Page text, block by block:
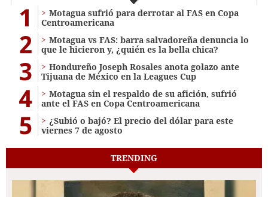
1
Motagua sufrió para derrotar al FAS en Copa
Centroamericana
2
Motagua vs FAS: barra salvadoreña denuncia lo
que le hicieron y, ¿quién es la bella chica?
3
Hondureño Joseph Rosales anota golazo ante
Tijuana de México en la Leagues Cup
4
Motagua sin el respaldo de su afición, sufrió
ante el FAS en Copa Centroamericana
5
¿Subió o bajó? El precio del dólar para este
viernes 7 de agosto
TRENDING